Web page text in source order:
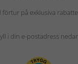
förtur på exklusiva
i din e-postadress